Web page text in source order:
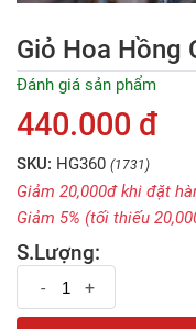
Giỏ Hoa Hồng
Đánh giá sản phẩm
440.000 đ
SKU: HG360 (1731)
Giảm 20,000đ khi đặt
Giảm 5% (tối thiếu
S.Lượng:
- +